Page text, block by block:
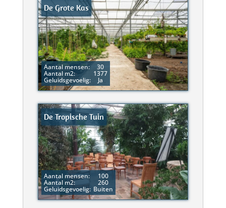
De Grote Kas
Aantal mensen: 30
Aantal m2: 1377
Geluidsgevoelig: Ja
De Tropische Tuin
Aantal mensen: 100
Aantal m2: 260
Geluidsgevoelig: Buiten